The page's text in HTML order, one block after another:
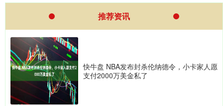
推荐资讯
快牛盘 NBA发布封杀伦纳德令，小卡家人愿
支付2000万美金私了